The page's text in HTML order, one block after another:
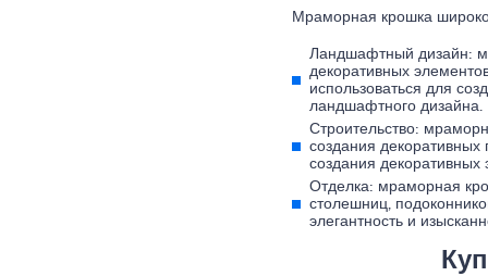
Мраморная крошка широко
Ландшафтный дизайн:
декоративных
использоваться для
ландшафтного дизайна.
Строительство:
создания
создания декоративных
Отделка: мраморная
столешниц,
элегантность и